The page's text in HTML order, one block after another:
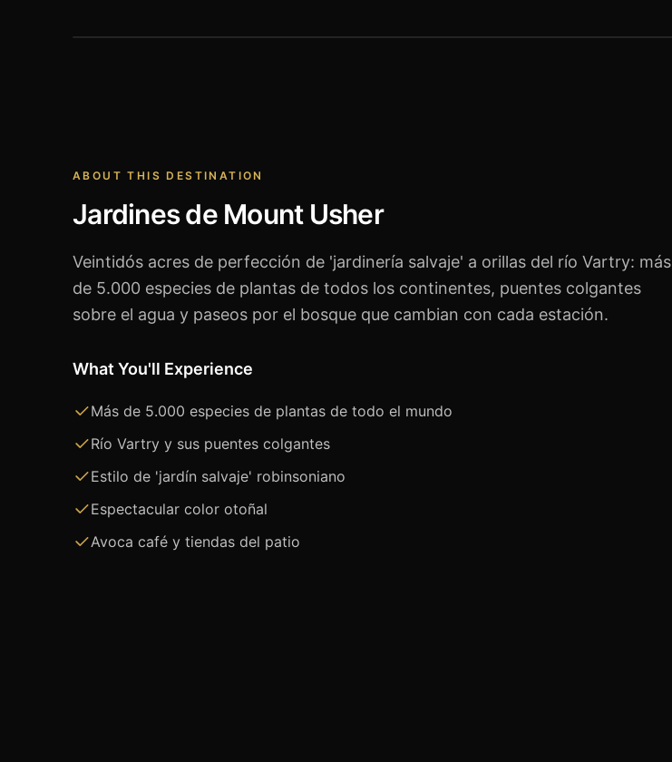
ABOUT THIS DESTINATION
Jardines de Mount Usher
Veintidós acres de perfección de 'jardinería salvaje' a orillas del río Vartry: más
de 5.000 especies de plantas de todos los continentes, puentes colgantes
sobre el agua y paseos por el bosque que cambian con cada estación.
What You'll Experience
Más de 5.000 especies de plantas de todo el mundo
Río Vartry y sus puentes colgantes
Estilo de 'jardín salvaje' robinsoniano
Espectacular color otoñal
Avoca café y tiendas del patio